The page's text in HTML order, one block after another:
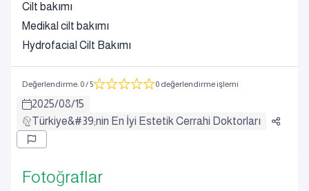
Cilt bakımı
Medikal cilt bakımı
Hydrofacial Cilt Bakımı
Değerlendirme: 0/ 5 0 değerlendirme işlemi
2025/08/15
Türkiye&#39;nin En İyi Estetik Cerrahi Doktorları
Fotoğraflar